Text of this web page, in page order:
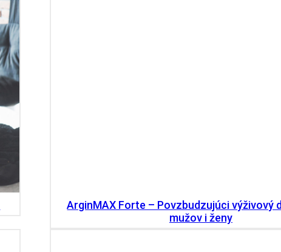
ArginMAX Forte – Povzbudzujúci výživový
mužov i ženy